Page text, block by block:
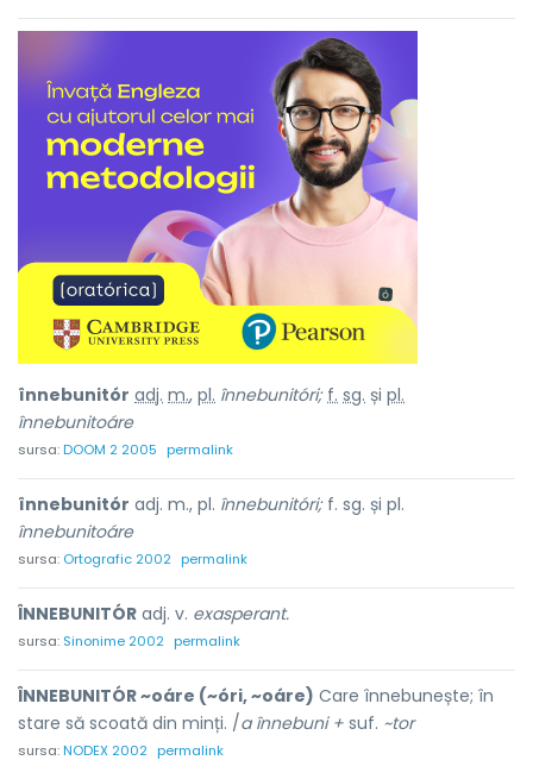
înnebunitór adj. m., pl. înnebunitóri; f. sg. și pl.
înnebunitoáre
sursa:DOOM 2 2005 permalink
înnebunitór adj. m., pl. înnebunitóri;f. sg. și pl.
înnebunitoáre
sursa: Ortografic 2002 permalink
ÎNNEBUNITÓR adj. v. exasperant.
sursa: Sinonime 2002 permalink
ÎNNEBUNITÓR ~oáre (~óri, ~oáre) Care înnebunește; în
stare să scoată din minți. /a înnebuni + suf. ~tor
sursa:NODEX 2002 permalink